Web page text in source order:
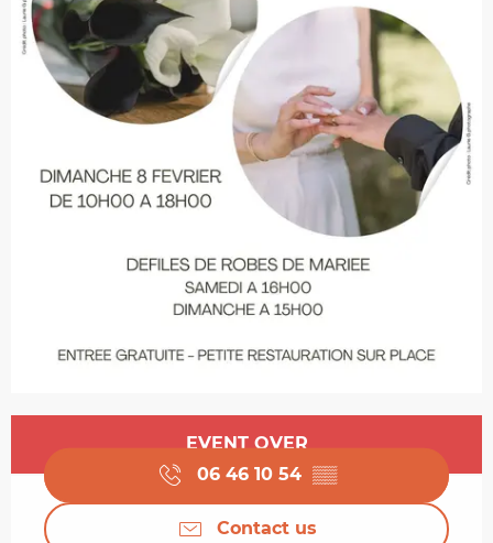
Opening hours & contact details
EVENT OVER
06 46 10 54 ▒▒
Contact us